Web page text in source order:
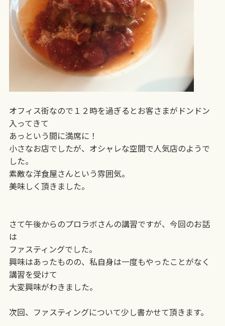
オフィス街なので１２時を過ぎるとお客さまがドンドン
入ってきて
あっという間に満席に！
小さなお店でしたが、オシャレな空間で人気店のようで
した。
素敵な洋食屋さんという雰囲気。
美味しく頂きました。
さて午後からのプロラボさんの講習ですが、今回のお話
は
ファスティングでした。
興味はあったものの、私自身は一度もやったことがなく
講習を受けて
大変興味がわきました。
次回、ファスティングについて少し書かせて頂きます。